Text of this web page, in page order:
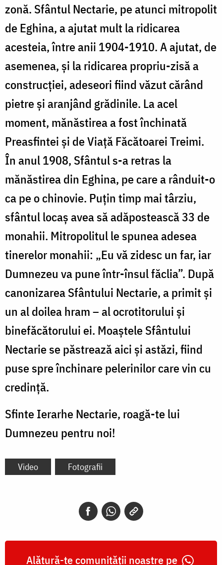
zonă. Sfântul Nectarie, pe atunci mitropolit
de Eghina, a ajutat mult la ridicarea
acesteia, între anii 1904-1910. A ajutat, de
asemenea, și la ridicarea propriu-zisă a
construcției, adeseori fiind văzut cărând
pietre și aranjând grădinile. La acel
moment, mănăstirea a fost închinată
Preasfintei și de Viață Făcătoarei Treimi.
În anul 1908, Sfântul s-a retras la
mănăstirea din Eghina, pe care a rânduit-o
ca pe o chinovie. Puțin timp mai târziu,
sfântul locaș avea să adăpostească 33 de
monahii. Mitropolitul le spunea adesea
tinerelor monahii: „Eu vă zidesc un far, iar
Dumnezeu va pune într-însul făclia”. După
canonizarea Sfântului Nectarie, a primit și
un al doilea hram – al ocrotitorului și
binefăcătorului ei. Moaștele Sfântului
Nectarie se păstrează aici și astăzi, fiind
puse spre închinare pelerinilor care vin cu
credință.
Sfinte Ierarhe Nectarie, roagă-te lui
Dumnezeu pentru noi!
Video Fotografii
Alătură-te comunității noastre pe